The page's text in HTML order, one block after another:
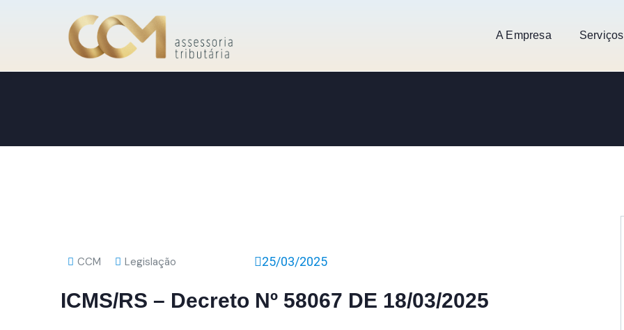
A Empresa Serviços
CCM Legislação 25/03/2025
ICMS/RS – Decreto Nº 58067 DE 18/03/2025